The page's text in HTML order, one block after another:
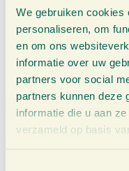
We gebruiken cookies
personaliseren, om
en om ons
informatie over uw
partners voor social
partners kunnen deze
informatie die u aan
verzameld op basis
Pure Gembersap
750ml
€13,25